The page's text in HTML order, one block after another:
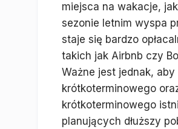
miejsca na wakacje,
sezonie letnim wyspa
staje się bardzo
takich jak Airbnb czy
Ważne jest jednak,
krótkoterminowego
krótkoterminowego
planujących dłuższy